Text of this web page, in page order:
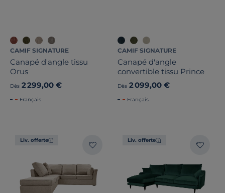
CAMIF SIGNATURE
Canapé d'angle tissu
Orus
Dès 2 299,00 €
Français
CAMIF SIGNATURE
Canapé d'angle
convertible tissu Prince
Dès 2 099,00 €
Français
Liv. offerte Liv. offerte